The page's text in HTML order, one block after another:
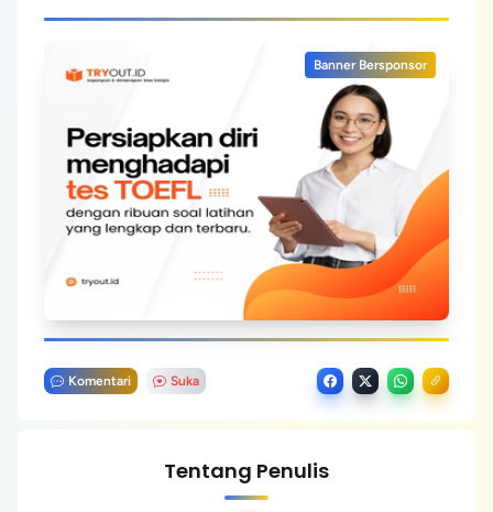
Banner Bersponsor
Komentari Suka
Tentang Penulis